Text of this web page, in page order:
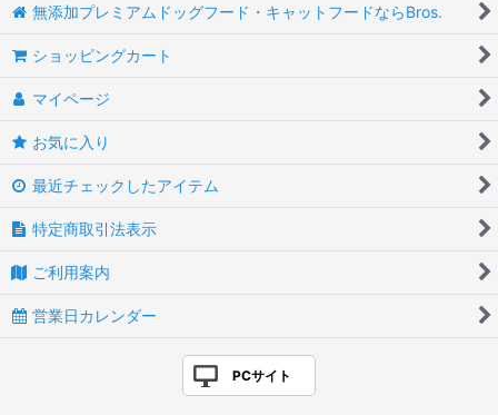
無添加プレミアムドッグフード・キャットフードならBros.
ショッピングカート
マイページ
お気に入り
最近チェックしたアイテム
特定商取引法表示
ご利用案内
営業日カレンダー
PCサイト